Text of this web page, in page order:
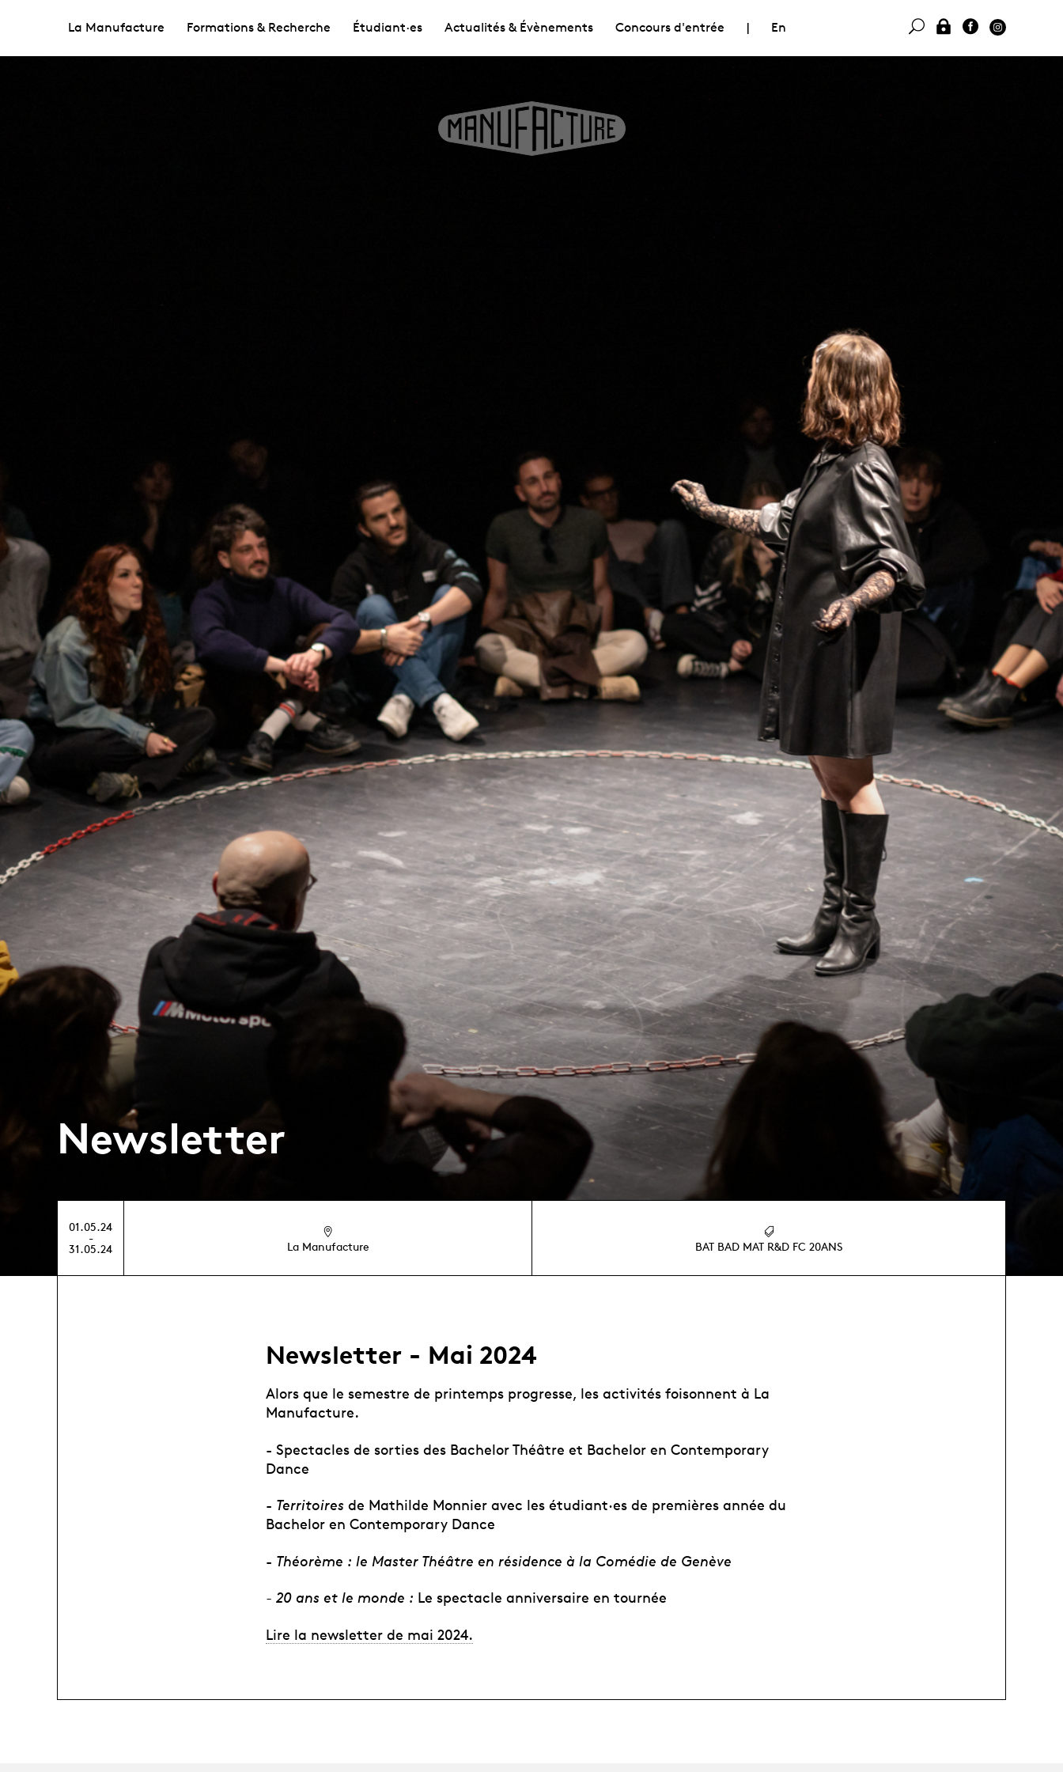
La Manufacture Formations & Recherche Étudiant·es Actualités & Évènements Concours d'entrée | En
Newsletter
01.05.24
-
31.05.24
La Manufacture BAT BAD MAT R&D FC 20ANS
Newsletter - Mai 2024
Alors que le semestre de printemps progresse, les activités foisonnent à La
Manufacture.
- Spectacles de sorties des Bachelor Théâtre et Bachelor en Contemporary
Dance
- Territoires de Mathilde Monnier avec les étudiant·es de premières année du
Bachelor en Contemporary Dance
- Théorème : le Master Théâtre en résidence à la Comédie de Genève
- 20 ans et le monde : Le spectacle anniversaire en tournée
Lire la newsletter de mai 2024.